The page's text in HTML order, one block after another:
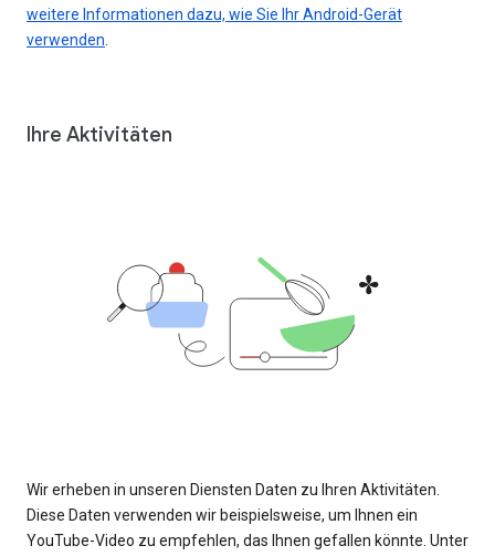
weitere Informationen dazu, wie Sie Ihr Android-Gerät
verwenden.
Ihre Aktivitäten
Wir erheben in unseren Diensten Daten zu Ihren Aktivitäten.
Diese Daten verwenden wir beispielsweise, um Ihnen ein
YouTube-Video zu empfehlen, das Ihnen gefallen könnte. Unter